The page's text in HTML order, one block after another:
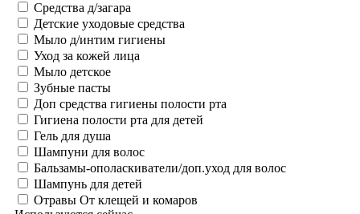
Средства д/загара
Детские уходовые средства
Мыло д/интим гигиены
Уход за кожей лица
Мыло детское
Зубные пасты
Доп средства гигиены полости рта
Гигиена полости рта для детей
Гель для душа
Шампуни для волос
Бальзамы-ополаскиватели/доп.уход для волос
Шампунь для детей
Отравы От клещей и комаров